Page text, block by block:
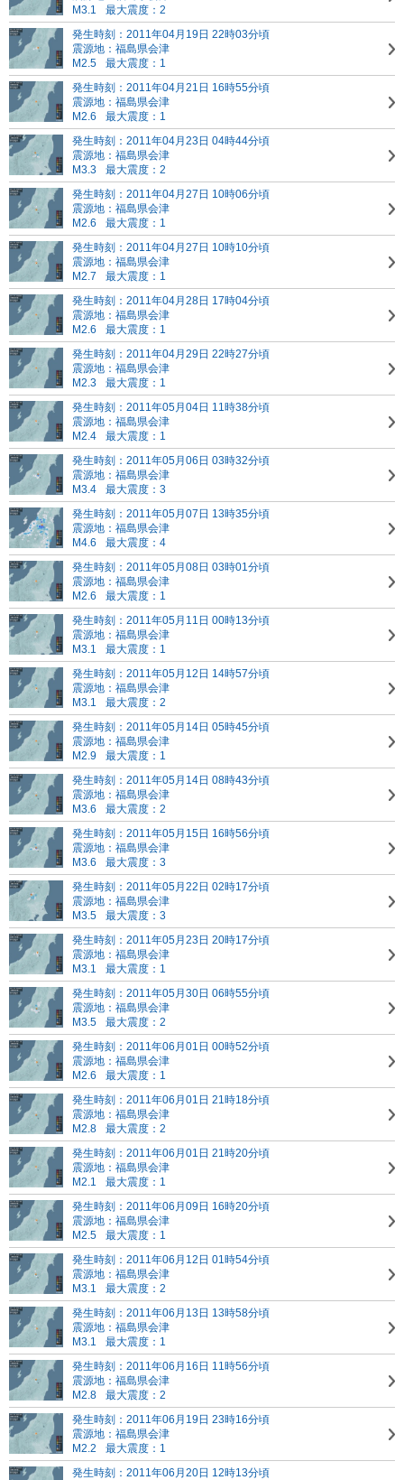
M3.1
最大震度：2
発生時刻：2011年04月19日 22時03分頃
震源地：福島県会津
M2.5
最大震度：1
発生時刻：2011年04月21日 16時55分頃
震源地：福島県会津
M2.6
最大震度：1
発生時刻：2011年04月23日 04時44分頃
震源地：福島県会津
M3.3
最大震度：2
発生時刻：2011年04月27日 10時06分頃
震源地：福島県会津
M2.6
最大震度：1
発生時刻：2011年04月27日 10時10分頃
震源地：福島県会津
M2.7
最大震度：1
発生時刻：2011年04月28日 17時04分頃
震源地：福島県会津
M2.6
最大震度：1
発生時刻：2011年04月29日 22時27分頃
震源地：福島県会津
M2.3
最大震度：1
発生時刻：2011年05月04日 11時38分頃
震源地：福島県会津
M2.4
最大震度：1
発生時刻：2011年05月06日 03時32分頃
震源地：福島県会津
M3.4
最大震度：3
発生時刻：2011年05月07日 13時35分頃
震源地：福島県会津
M4.6
最大震度：4
発生時刻：2011年05月08日 03時01分頃
震源地：福島県会津
M2.6
最大震度：1
発生時刻：2011年05月11日 00時13分頃
震源地：福島県会津
M3.1
最大震度：1
発生時刻：2011年05月12日 14時57分頃
震源地：福島県会津
M3.1
最大震度：2
発生時刻：2011年05月14日 05時45分頃
震源地：福島県会津
M2.9
最大震度：1
発生時刻：2011年05月14日 08時43分頃
震源地：福島県会津
M3.6
最大震度：2
発生時刻：2011年05月15日 16時56分頃
震源地：福島県会津
M3.6
最大震度：3
発生時刻：2011年05月22日 02時17分頃
震源地：福島県会津
M3.5
最大震度：3
発生時刻：2011年05月23日 20時17分頃
震源地：福島県会津
M3.1
最大震度：1
発生時刻：2011年05月30日 06時55分頃
震源地：福島県会津
M3.5
最大震度：2
発生時刻：2011年06月01日 00時52分頃
震源地：福島県会津
M2.6
最大震度：1
発生時刻：2011年06月01日 21時18分頃
震源地：福島県会津
M2.8
最大震度：2
発生時刻：2011年06月01日 21時20分頃
震源地：福島県会津
M2.1
最大震度：1
発生時刻：2011年06月09日 16時20分頃
震源地：福島県会津
M2.5
最大震度：1
発生時刻：2011年06月12日 01時54分頃
震源地：福島県会津
M3.1
最大震度：2
発生時刻：2011年06月13日 13時58分頃
震源地：福島県会津
M3.1
最大震度：1
発生時刻：2011年06月16日 11時56分頃
震源地：福島県会津
M2.8
最大震度：2
発生時刻：2011年06月19日 23時16分頃
震源地：福島県会津
M2.2
最大震度：1
発生時刻：2011年06月20日 12時13分頃